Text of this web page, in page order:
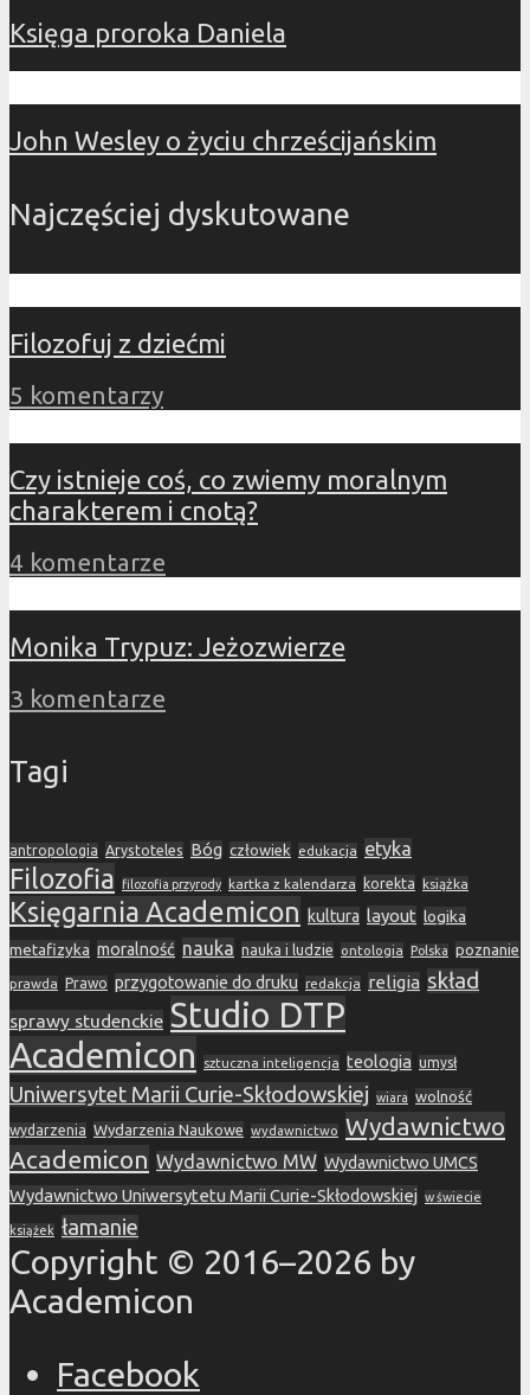
Księga proroka Daniela
John Wesley o życiu chrześcijańskim
Najczęściej dyskutowane
Filozofuj z dziećmi
5 komentarzy
Czy istnieje coś, co zwiemy moralnym
charakterem i cnotą?
4 komentarze
Monika Trypuz: Jeżozwierze
3 komentarze
Tagi
antropologia Arystoteles Bóg człowiek edukacja etyka
Filozofia filozofia przyrody kartka z kalendarza korekta książka
Księgarnia Academicon kultura layout logika
metafizyka moralność nauka nauka i ludzie ontologia Polska poznanie
prawda Prawo przygotowanie do druku redakcja religia skład
sprawy studenckie Studio DTP
Academicon
sztuczna inteligencja teologia umysł
Uniwersytet Marii Curie-Skłodowskiej wiara wolność
wydarzenia Wydarzenia Naukowe wydawnictwo Wydawnictwo
Academicon Wydawnictwo MW Wydawnictwo UMCS
Wydawnictwo Uniwersytetu Marii Curie-Skłodowskiej w świecie
książek łamanie
Copyright © 2016–2026 by
Academicon
Facebook